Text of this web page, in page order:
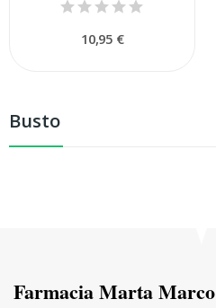
Busto
10,95 €
Farmacia Marta Marco